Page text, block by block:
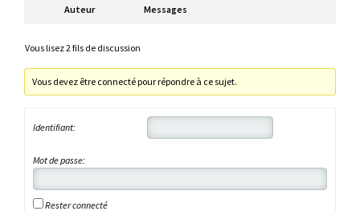
Auteur Messages
Vous lisez 2 fils de discussion
Vous devez être connecté pour répondre à ce sujet.
Identifiant:
Mot de passe:
Rester connecté